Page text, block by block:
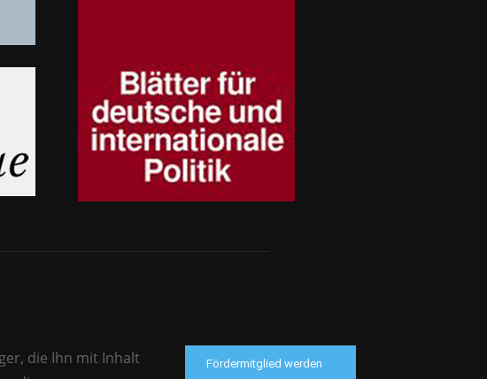
die Ihn mit Inhalt
Fördermitglied werden